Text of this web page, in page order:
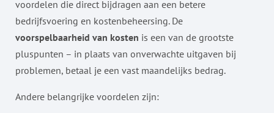
voordelen die direct bijdragen aan een betere
bedrijfsvoering en kostenbeheersing. De
voorspelbaarheid van kosten is een van de grootste
pluspunten – in plaats van onverwachte uitgaven bij
problemen, betaal je een vast maandelijks bedrag.
Andere belangrijke voordelen zijn: